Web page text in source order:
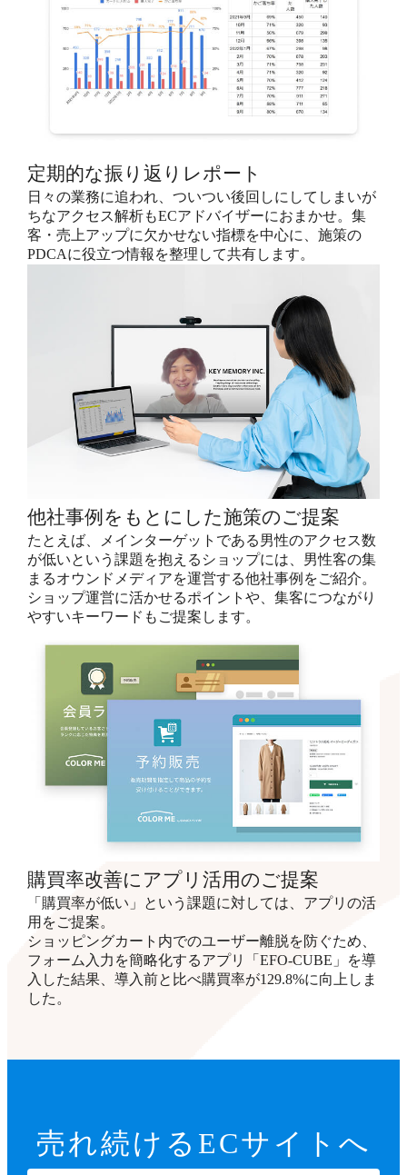
定期的な振り返りレポート
日々の業務に追われ、ついつい後回しにしてしまいが
ちなアクセス解析もECアドバイザーにおまかせ。集
客・売上アップに欠かせない指標を中心に、施策の
PDCAに役立つ情報を整理して共有します。
他社事例をもとにした施策のご提案
たとえば、メインターゲットである男性のアクセス数
が低いという課題を抱えるショップには、男性客の集
まるオウンドメディアを運営する他社事例をご紹介。
ショップ運営に活かせるポイントや、集客につながり
やすいキーワードもご提案します。
購買率改善にアプリ活用のご提案
「購買率が低い」という課題に対しては、アプリの活
用をご提案。
ショッピングカート内でのユーザー離脱を防ぐため、
フォーム入力を簡略化するアプリ「EFO-CUBE」を導
入した結果、導入前と比べ購買率が129.8%に向上しま
した。
売れ続ける ECサイトへ